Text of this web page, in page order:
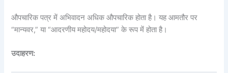
औपचारिक पत्र में अभिवादन अधिक औपचारिक होता है। यह आमतौर पर
“मान्यवर,” या “आदरणीय महोदय/महोदया” के रूप में होता है।
उदाहरण: